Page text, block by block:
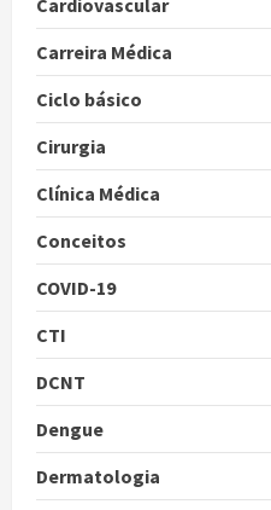
Cardiovascular
Carreira Médica
Ciclo básico
Cirurgia
Clínica Médica
Conceitos
COVID-19
CTI
DCNT
Dengue
Dermatologia